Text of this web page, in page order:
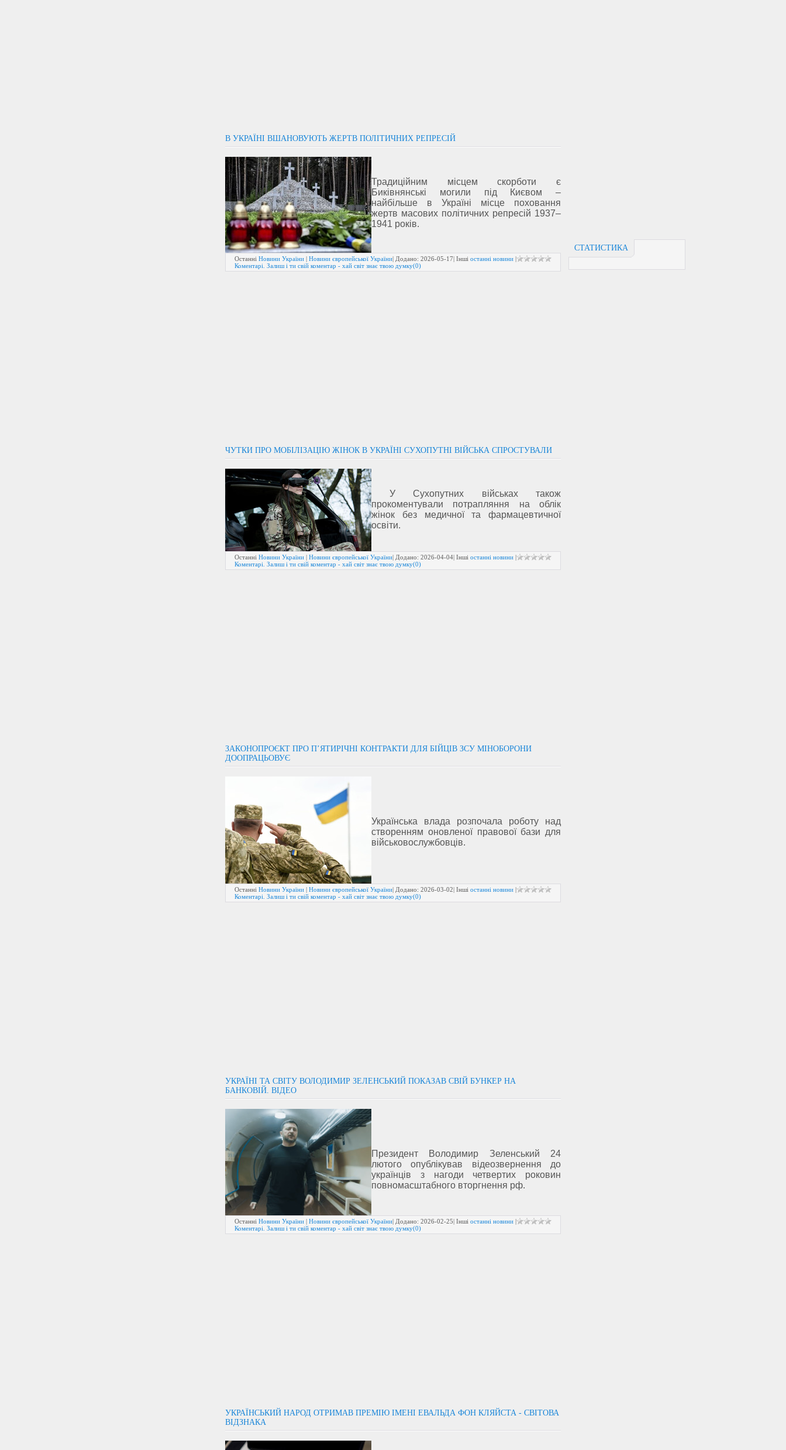
СТАТИСТИКА
В УКРАЇНІ ВШАНОВУЮТЬ ЖЕРТВ ПОЛІТИЧНИХ РЕПРЕСІЙ
Традиційним місцем скорботи є
Биківнянські могили під Києвом –
найбільше в Україні місце поховання
жертв масових політичних репресій 1937–
1941 років.
Останні Новини України | Новини європейської України| Додано: 2026-05-17| Інші останні новини |
Коментарі. Залиш і ти свій коментар - хай світ знає твою думку(0)
ЧУТКИ ПРО МОБІЛІЗАЦІЮ ЖІНОК В УКРАЇНІ СУХОПУТНІ ВІЙСЬКА СПРОСТУВАЛИ
У Сухопутних військах також
прокоментували потрапляння на облік
жінок без медичної та фармацевтичної
освіти.
Останні Новини України | Новини європейської України| Додано: 2026-04-04| Інші останні новини |
Коментарі. Залиш і ти свій коментар - хай світ знає твою думку(0)
ЗАКОНОПРОЄКТ ПРО П’ЯТИРІЧНІ КОНТРАКТИ ДЛЯ БІЙЦІВ ЗСУ МІНОБОРОНИ
ДООПРАЦЬОВУЄ
Українська влада розпочала роботу над
створенням оновленої правової бази для
військовослужбовців.
Останні Новини України | Новини європейської України| Додано: 2026-03-02| Інші останні новини |
Коментарі. Залиш і ти свій коментар - хай світ знає твою думку(0)
УКРАЇНІ ТА СВІТУ ВОЛОДИМИР ЗЕЛЕНСЬКИЙ ПОКАЗАВ СВІЙ БУНКЕР НА
БАНКОВІЙ. ВІДЕО
Президент Володимир Зеленський 24
лютого опублікував відеозвернення до
українців з нагоди четвертих роковин
повномасштабного вторгнення рф.
Останні Новини України | Новини європейської України| Додано: 2026-02-25| Інші останні новини |
Коментарі. Залиш і ти свій коментар - хай світ знає твою думку(0)
УКРАЇНСЬКИЙ НАРОД ОТРИМАВ ПРЕМІЮ ІМЕНІ ЕВАЛЬДА ФОН КЛЯЙСТА - СВІТОВА
ВІДЗНАКА